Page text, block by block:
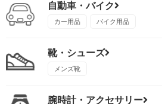
自動車・バイク
カー用品 バイク用品
靴・シューズ
メンズ靴
腕時計・アクセサリー